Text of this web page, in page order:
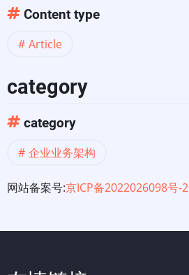
Content type
Article
category
category
企业业务架构
网站备案号:京ICP备2022026098号-2